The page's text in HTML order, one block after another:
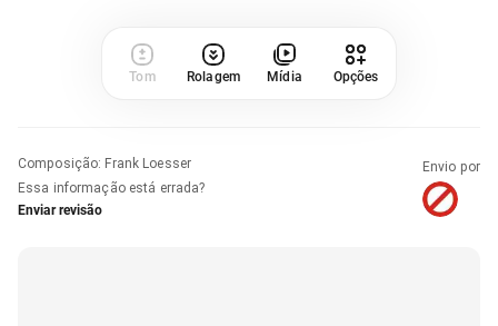
Tom Rolagem Mídia Opções
Composição: Frank Loesser
Essa informação está errada?
Enviar revisão
Envio por